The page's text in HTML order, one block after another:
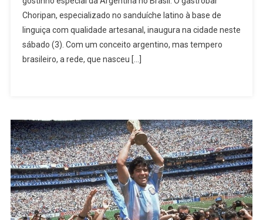
Chega
A
Alphaville
Choripan, especializado no sanduíche latino à base de
linguiça com qualidade artesanal, inaugura na cidade neste
sábado (3). Com um conceito argentino, mas tempero
brasileiro, a rede, que nasceu […]